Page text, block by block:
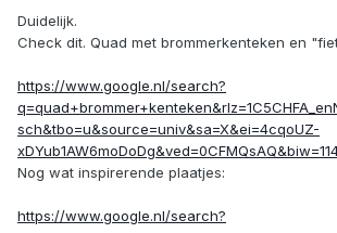
Duidelijk.
Check dit. Quad met brommerkenteken en
https://www.google.nl/search?
sch&tbo=u&source=univ&sa=X&ei=4cqoUZ-
Nog wat inspirerende plaatjes:
https://www.google.nl/search?